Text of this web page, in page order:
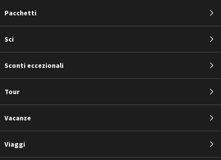
Pacchetti
Sci
Sconti eccezionali
Tour
Vacanze
Viaggi